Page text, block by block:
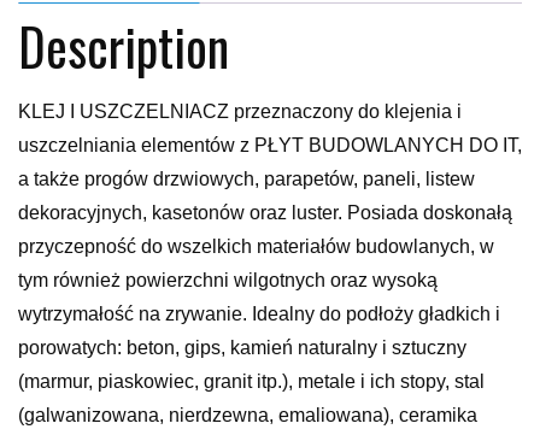
Description
KLEJ I USZCZELNIACZ przeznaczony do klejenia i
uszczelniania elementów z PŁYT BUDOWLANYCH DO IT,
a także progów drzwiowych, parapetów, paneli, listew
dekoracyjnych, kasetonów oraz luster. Posiada doskonałą
przyczepność do wszelkich materiałów budowlanych, w
tym również powierzchni wilgotnych oraz wysoką
wytrzymałość na zrywanie. Idealny do podłoży gładkich i
porowatych: beton, gips, kamień naturalny i sztuczny
(marmur, piaskowiec, granit itp.), metale i ich stopy, stal
(galwanizowana, nierdzewna, emaliowana), ceramika